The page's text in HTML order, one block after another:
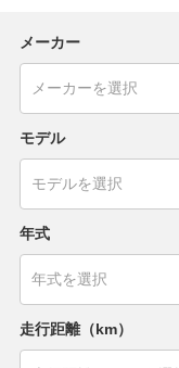
メーカー
モデル
年式
走行距離（km）